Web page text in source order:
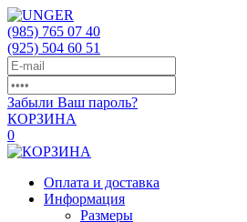
(985) 765 07 40
(925) 504 60 51
Забыли Ваш пароль?
КОРЗИНА
0
Оплата и доставка
Информация
Размеры